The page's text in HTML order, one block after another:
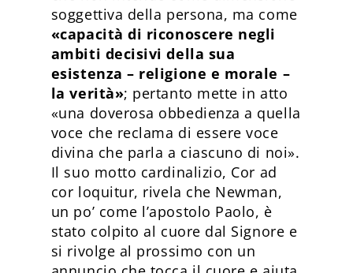
soggettiva della persona, ma come
«capacità di riconoscere negli
ambiti decisivi della sua
esistenza – religione e morale –
la verità»; pertanto mette in atto
«una doverosa obbedienza a quella
voce che reclama di essere voce
divina che parla a ciascuno di noi».
Il suo motto cardinalizio, Cor ad
cor loquitur, rivela che Newman,
un po’ come l’apostolo Paolo, è
stato colpito al cuore dal Signore e
si rivolge al prossimo con un